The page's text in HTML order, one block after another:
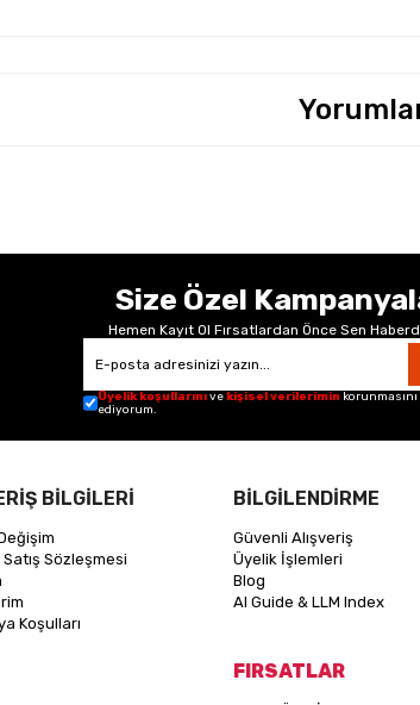
Size Özel
Hemen Kayıt Ol Fırsatlardan Önce Sen
Üyelik koşullarınıve kişisel verilerimin
ediyorum.
BİLGİLERİ
Satış Sözleşmesi
Koşulları
BİLGİLENDİRME
Güvenli Alışveriş
Üyelik İşlemleri
Blog
AI Guide & LLM Index
FIRSATLAR